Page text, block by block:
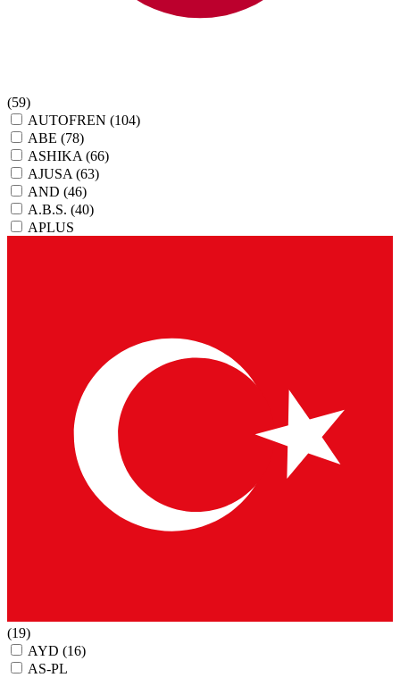
(59)
AUTOFREN (104)
ABE (78)
ASHIKA (66)
AJUSA (63)
AND (46)
A.B.S. (40)
APLUS
(19)
AYD (16)
AS-PL